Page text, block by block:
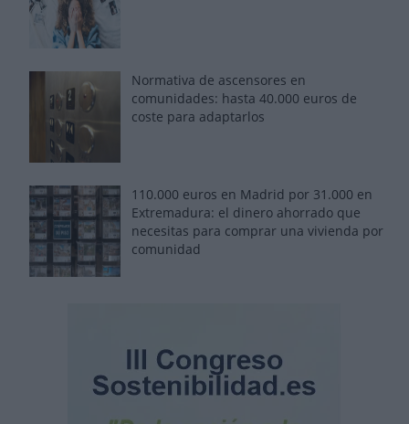
Normativa de ascensores en
comunidades: hasta 40.000 euros de
coste para adaptarlos
110.000 euros en Madrid por 31.000 en
Extremadura: el dinero ahorrado que
necesitas para comprar una vivienda por
comunidad